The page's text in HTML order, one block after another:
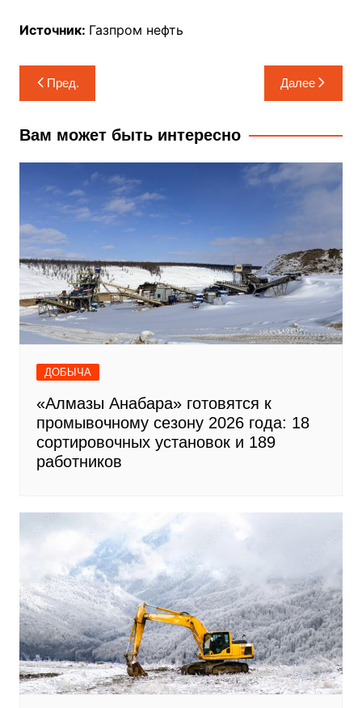
Источник: Газпром нефть
Навигация
по
записям
Пред. Далее
Вам может быть интересно
ДОБЫЧА
«Алмазы Анабара» готовятся к
промывочному сезону 2026 года: 18
сортировочных установок и 189
работников